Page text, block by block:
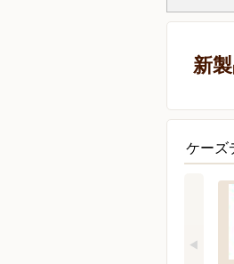
新
ケーズ